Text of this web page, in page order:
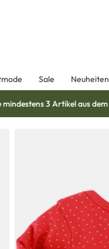
Sale Neuheiten
mindestens 3 Artikel aus dem